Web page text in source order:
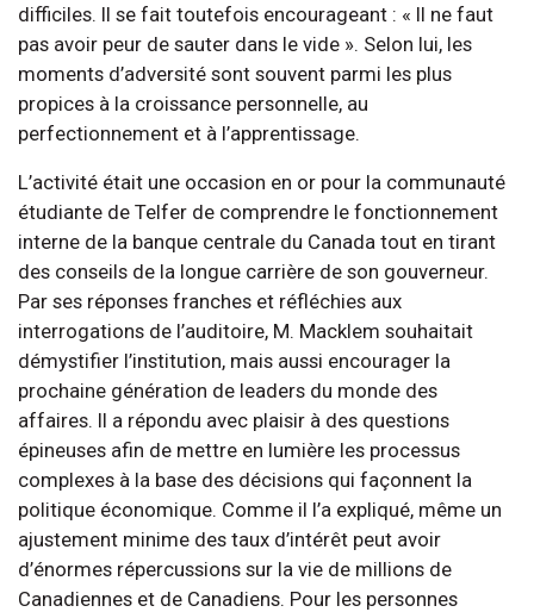
difficiles. Il se fait toutefois encourageant : « Il ne faut
pas avoir peur de sauter dans le vide ». Selon lui, les
moments d’adversité sont souvent parmi les plus
propices à la croissance personnelle, au
perfectionnement et à l’apprentissage.
L’activité était une occasion en or pour la communauté
étudiante de Telfer de comprendre le fonctionnement
interne de la banque centrale du Canada tout en tirant
des conseils de la longue carrière de son gouverneur.
Par ses réponses franches et réfléchies aux
interrogations de l’auditoire, M. Macklem souhaitait
démystifier l’institution, mais aussi encourager la
prochaine génération de leaders du monde des
affaires. Il a répondu avec plaisir à des questions
épineuses afin de mettre en lumière les processus
complexes à la base des décisions qui façonnent la
politique économique. Comme il l’a expliqué, même un
ajustement minime des taux d’intérêt peut avoir
d’énormes répercussions sur la vie de millions de
Canadiennes et de Canadiens. Pour les personnes